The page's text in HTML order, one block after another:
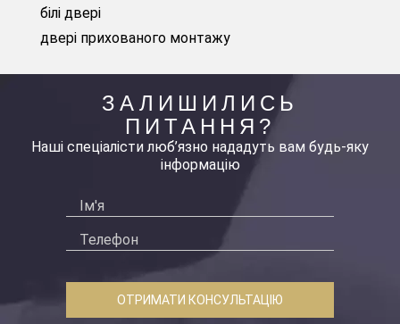
білі двері
двері прихованого монтажу
ЗАЛИШИЛИСЬ
ПИТАННЯ?
Наші спеціалісти люб’язно нададуть вам будь-яку
інформацію
ОТРИМАТИ КОНСУЛЬТАЦІЮ